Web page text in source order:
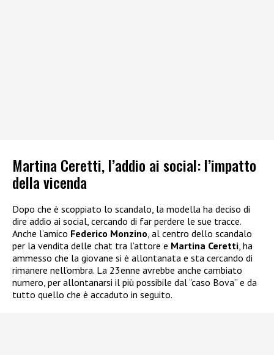
Martina Ceretti, l’addio ai social: l’impatto
della vicenda
Dopo che è scoppiato lo scandalo, la modella ha deciso di
dire addio ai social, cercando di far perdere le sue tracce.
Anche l’amico Federico Monzino , al centro dello scandalo
per la vendita delle chat tra l’attore e Martina Ceretti , ha
ammesso che la giovane si è allontanata e sta cercando di
rimanere nell’ombra. La 23enne avrebbe anche cambiato
numero, per allontanarsi il più possibile dal “caso Bova” e da
tutto quello che è accaduto in seguito.